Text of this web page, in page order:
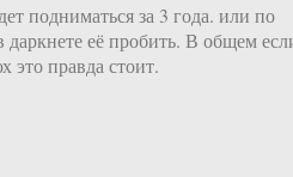
подниматься за 3 года. или по
её пробить. В общем
это правда стоит.